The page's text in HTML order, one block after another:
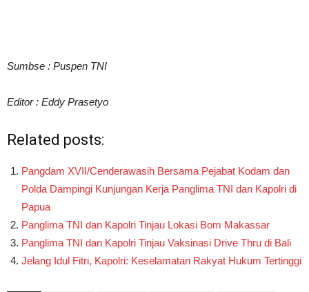
Sumbse : Puspen TNI
Editor : Eddy Prasetyo
Related posts:
Pangdam XVII/Cenderawasih Bersama Pejabat Kodam dan
Polda Dampingi Kunjungan Kerja Panglima TNI dan Kapolri di
Papua
Panglima TNI dan Kapolri Tinjau Lokasi Bom Makassar
Panglima TNI dan Kapolri Tinjau Vaksinasi Drive Thru di Bali
Jelang Idul Fitri, Kapolri: Keselamatan Rakyat Hukum Tertinggi